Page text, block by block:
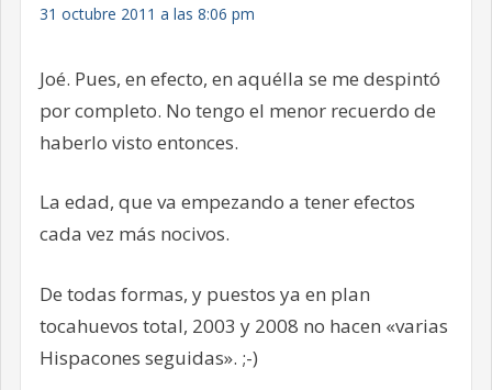
31 octubre 2011 a las 8:06 pm
Joé. Pues, en efecto, en aquélla se me despintó
por completo. No tengo el menor recuerdo de
haberlo visto entonces.
La edad, que va empezando a tener efectos
cada vez más nocivos.
De todas formas, y puestos ya en plan
tocahuevos total, 2003 y 2008 no hacen «varias
Hispacones seguidas». ;-)